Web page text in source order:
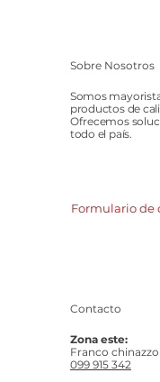
Sobre Nosotros
Somos
productos de
Ofrecemos
todo el país.
Formulario de
Contacto
Zona este:
Franco chinazzo
099 915 342